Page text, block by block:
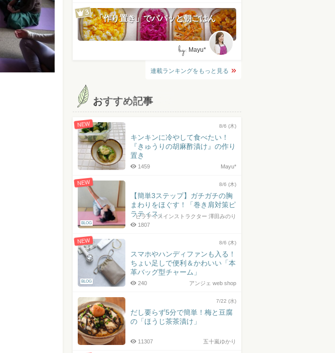
「作り置き」でパパッと朝ごはん
by: Mayu*
連載ランキングをもっと見る
おすすめ記事
NEW 8/6 (木)
キンキンに冷やして食べたい！
『きゅうりの胡麻酢漬け』の作り
置き
Mayu*
1459
NEW
BLOG
8/6 (木)
【簡単3ステップ】ガチガチの胸
まわりをほぐす！「巻き肩対策ピ
ラティス」
ピラティスインストラクター 澤田みのり
1807
NEW
BLOG
8/6 (木)
スマホやハンディファンも入る！
ちょい足しで便利＆かわいい「本
革バッグ型チャーム」
アンジェ web shop
240
7/22 (水)
だし要らず5分で簡単！梅と豆腐
の「ほうじ茶茶漬け」
五十嵐ゆかり
11307